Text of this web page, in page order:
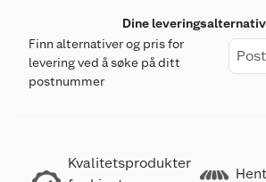
Dine
Finn alternativer og pris for
levering ved å søke på ditt
postnummer
Kvalitetsprodukter